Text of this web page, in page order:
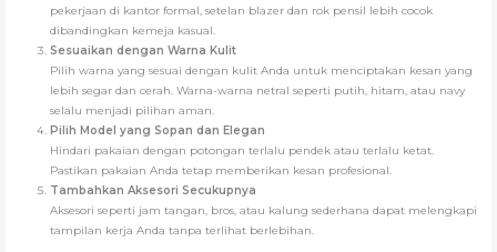
pekerjaan di kantor formal, setelan blazer dan rok pensil lebih cocok
dibandingkan kemeja kasual.
Sesuaikan dengan Warna Kulit
Pilih warna yang sesuai dengan kulit Anda untuk menciptakan kesan yang
lebih segar dan cerah. Warna-warna netral seperti putih, hitam, atau navy
selalu menjadi pilihan aman.
Pilih Model yang Sopan dan Elegan
Hindari pakaian dengan potongan terlalu pendek atau terlalu ketat.
Pastikan pakaian Anda tetap memberikan kesan profesional.
Tambahkan Aksesori Secukupnya
Aksesori seperti jam tangan, bros, atau kalung sederhana dapat melengkapi
tampilan kerja Anda tanpa terlihat berlebihan.